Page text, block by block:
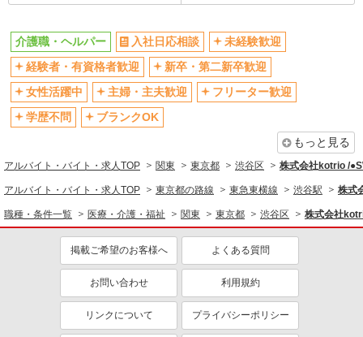
社会保険あり
産休・育休取得実績あり
退職金・財形貯蓄制度あり
各種手当（家族・役職・インセン
ティブなど）あり
制服貸与
研修制度あり
資格取得支援制度あり
医療・介護・福祉
介護職・ヘルパー
同じ特徴から求人を探す
未経験歓迎
ミドル（40代～）活躍中
ボーナス・賞与あり
車通勤OK
社会保険あり
介護職・ヘルパー 入社日応相談
未経験歓迎
経験者・有資格者歓迎
新卒・第二新卒歓迎
女性活躍中
主婦・主夫歓迎
フリーター歓迎
学歴不問
ブランクOK
もっと見る
アルバイト・バイト・求人TOP 関東 東京都 渋谷区 株式会社kotrio /
アルバイト・バイト・求人TOP 東京都の路線 東急東横線 渋谷駅 株式
職種・条件一覧 医療・介護・福祉 関東 東京都 渋谷区 株式会社
掲載ご希望のお客様へ よくある質問
お問い合わせ 利用規約
リンクについて プライバシーポリシー